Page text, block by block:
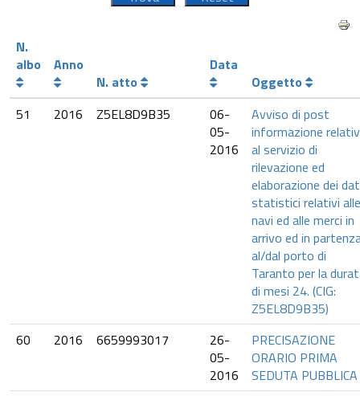
N.
albo
Anno
N. atto
Data
Oggetto
51
2016 Z5EL8D9B35
06-
05-
2016
Avviso di post
informazione
al servizio di
rilevazione ed
elaborazione dei
statistici relativi alle
navi ed alle merci in
arrivo ed in
al/dal porto di
Taranto per la
di mesi 24. (CIG:
Z5EL8D9B35)
60
2016 6659993017
26-
05-
2016
PRECISAZIONE
ORARIO PRIMA
SEDUTA PUBBLICA